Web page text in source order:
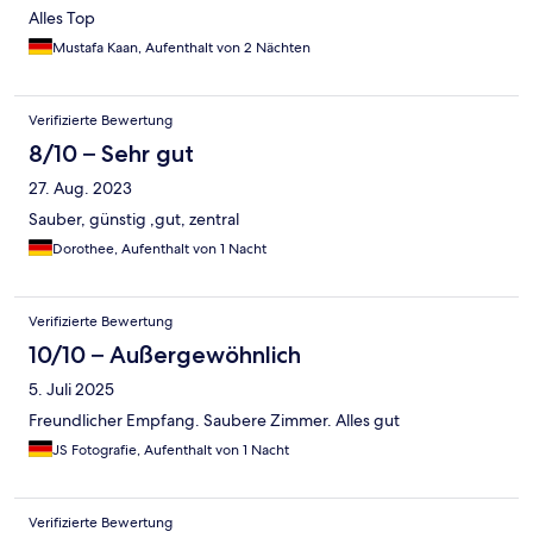
Alles Top
Mustafa Kaan, Aufenthalt von 2 Nächten
Verifizierte Bewertung
8/10 – Sehr gut
27. Aug. 2023
Sauber, günstig ,gut, zentral
Dorothee, Aufenthalt von 1 Nacht
Verifizierte Bewertung
10/10 – Außergewöhnlich
5. Juli 2025
Freundlicher Empfang. Saubere Zimmer. Alles gut
JS Fotografie, Aufenthalt von 1 Nacht
Verifizierte Bewertung